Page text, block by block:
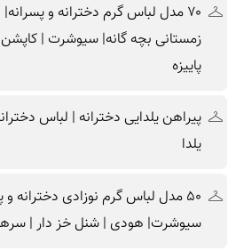
۷۰ مدل لباس گرم دخترانه و
زمستانی بچه گانه| سیوشرت |
پاییزه
پیراهن یلدایی دخترانه | لباس
یلدا
۵۰ مدل لباس گرم نوزادی دخترانه و
سیوشرت| هودی | شنل خز دار |